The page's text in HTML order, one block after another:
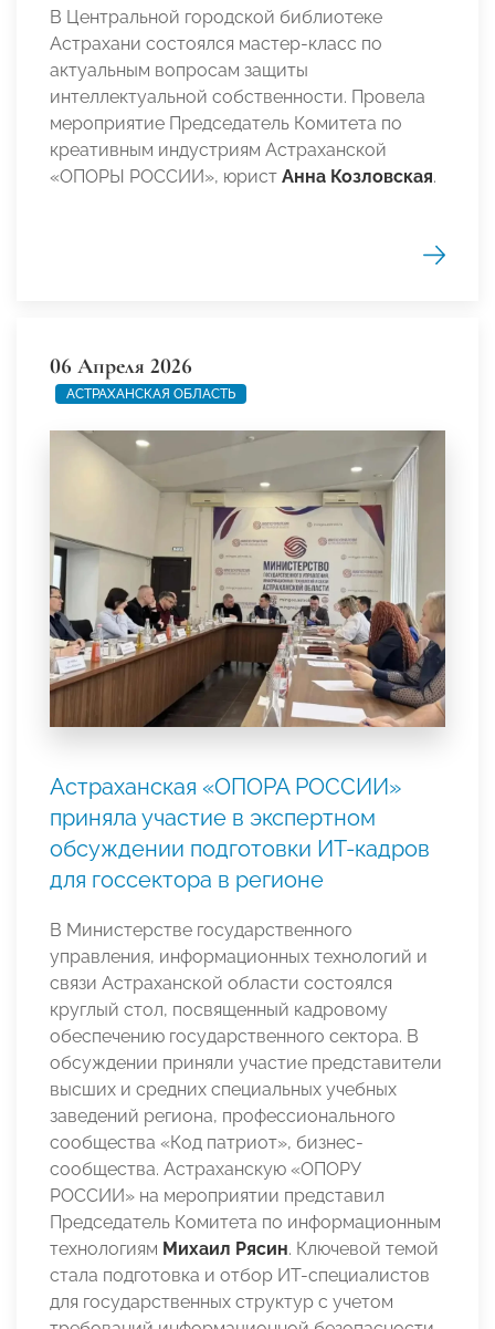
В Центральной городской библиотеке
Астрахани состоялся мастер-класс по
актуальным вопросам защиты
интеллектуальной собственности. Провела
мероприятие Председатель Комитета по
креативным индустриям Астраханской
«ОПОРЫ РОССИИ», юрист Анна Козловская.
06 Апреля 2026
АСТРАХАНСКАЯ ОБЛАСТЬ
Астраханская «ОПОРА РОССИИ»
приняла участие в экспертном
обсуждении подготовки ИТ-кадров
для госсектора в регионе
В Министерстве государственного
управления, информационных технологий и
связи Астраханской области состоялся
круглый стол, посвященный кадровому
обеспечению государственного сектора. В
обсуждении приняли участие представители
высших и средних специальных учебных
заведений региона, профессионального
сообщества «Код патриот», бизнес-
сообщества. Астраханскую «ОПОРУ
РОССИИ» на мероприятии представил
Председатель Комитета по информационным
технологиям Михаил Рясин. Ключевой темой
стала подготовка и отбор ИТ-специалистов
для государственных структур с учетом